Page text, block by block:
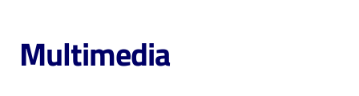
Multimedia